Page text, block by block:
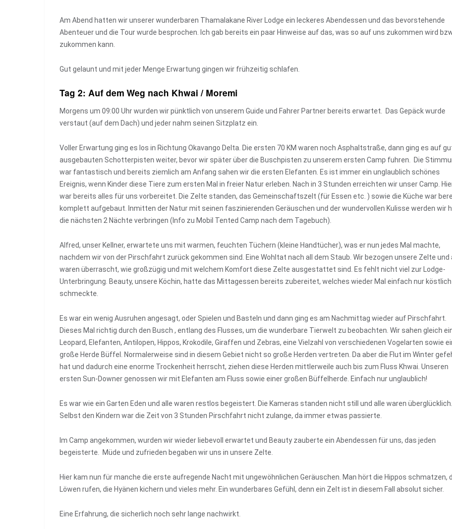
Am Abend hatten wir unserer wunderbaren Thamalakane River Lodge ein leckeres Abendessen und das bevorstehende
Abenteuer und die Tour wurde besprochen. Ich gab bereits ein paar Hinweise auf das, was so auf uns zukommen wird
zukommen kann.
Gut gelaunt und mit jeder Menge Erwartung gingen wir frühzeitig schlafen.
Tag 2: Auf dem Weg nach Khwai / Moremi
Morgens um 09:00 Uhr wurden wir pünktlich von unserem Guide und Fahrer Partner bereits erwartet. Das Gepäck wurde
verstaut (auf dem Dach) und jeder nahm seinen Sitzplatz ein.
Voller Erwartung ging es los in Richtung Okavango Delta. Die ersten 70 KM waren noch Asphaltstraße, dann ging es auf
ausgebauten Schotterpisten weiter, bevor wir später über die Buschpisten zu unserem ersten Camp fuhren. Die
war fantastisch und bereits ziemlich am Anfang sahen wir die ersten Elefanten. Es ist immer ein unglaublich schönes
Ereignis, wenn Kinder diese Tiere zum ersten Mal in freier Natur erleben. Nach in 3 Stunden erreichten wir unser Camp.
war bereits alles für uns vorbereitet. Die Zelte standen, das Gemeinschaftszelt (für Essen etc. ) sowie die Küche war
komplett aufgebaut. Inmitten der Natur mit seinen faszinierenden Geräuschen und der wundervollen Kulisse werden wir
die nächsten 2 Nächte verbringen (Info zu Mobil Tented Camp nach dem Tagebuch).
Alfred, unser Kellner, erwartete uns mit warmen, feuchten Tüchern (kleine Handtücher), was er nun jedes Mal machte,
nachdem wir von der Pirschfahrt zurück gekommen sind. Eine Wohltat nach all dem Staub. Wir bezogen unsere Zelte und
waren überrascht, wie großzügig und mit welchem Komfort diese Zelte ausgestattet sind. Es fehlt nicht viel zur Lodge-
Unterbringung. Beauty, unsere Köchin, hatte das Mittagessen bereits zubereitet, welches wieder Mal einfach nur köstlich
schmeckte.
Es war ein wenig Ausruhen angesagt, oder Spielen und Basteln und dann ging es am Nachmittag wieder auf Pirschfahrt.
Dieses Mal richtig durch den Busch , entlang des Flusses, um die wunderbare Tierwelt zu beobachten. Wir sahen gleich
Leopard, Elefanten, Antilopen, Hippos, Krokodile, Giraffen und Zebras, eine Vielzahl von verschiedenen Vogelarten sowie
große Herde Büffel. Normalerweise sind in diesem Gebiet nicht so große Herden vertreten. Da aber die Flut im Winter
hat und dadurch eine enorme Trockenheit herrscht, ziehen diese Herden mittlerweile auch bis zum Fluss Khwai. Unseren
ersten Sun-Downer genossen wir mit Elefanten am Fluss sowie einer großen Büffelherde. Einfach nur unglaublich!
Es war wie ein Garten Eden und alle waren restlos begeistert. Die Kameras standen nicht still und alle waren überglücklich.
Selbst den Kindern war die Zeit von 3 Stunden Pirschfahrt nicht zulange, da immer etwas passierte.
Im Camp angekommen, wurden wir wieder liebevoll erwartet und Beauty zauberte ein Abendessen für uns, das jeden
begeisterte. Müde und zufrieden begaben wir uns in unsere Zelte.
Hier kam nun für manche die erste aufregende Nacht mit ungewöhnlichen Geräuschen. Man hört die Hippos schmatzen,
Löwen rufen, die Hyänen kichern und vieles mehr. Ein wunderbares Gefühl, denn ein Zelt ist in diesem Fall absolut sicher.
Eine Erfahrung, die sicherlich noch sehr lange nachwirkt.